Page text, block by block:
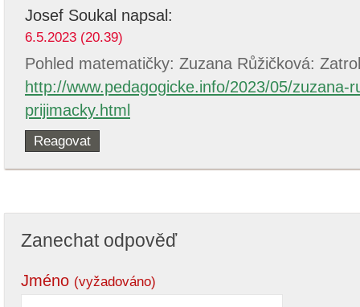
Josef Soukal napsal:
6.5.2023 (20.39)
Pohled matematičky: Zuzana Růžičková:
http://www.pedagogicke.info/2023/05/zuzana-
prijimacky.html
Reagovat
Zanechat odpověď
Jméno (vyžadováno)